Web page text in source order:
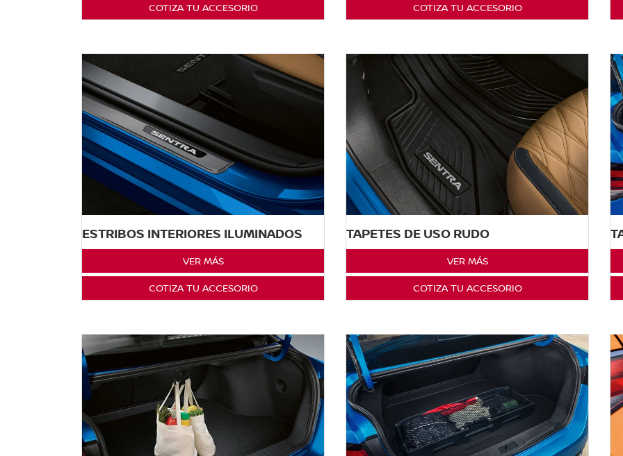
COTIZA TU ACCESORIO COTIZA TU ACCESORIO
ESTRIBOS INTERIORES ILUMINADOS
VER MÁS
COTIZA TU ACCESORIO
TAPETES DE USO RUDO
VER MÁS
COTIZA TU ACCESORIO